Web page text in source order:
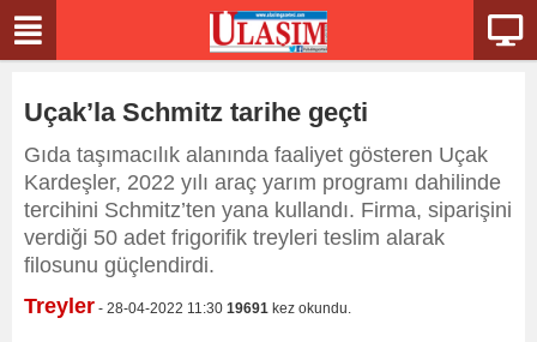
Uçak’la Schmitz tarihe geçti
Gıda taşımacılık alanında faaliyet gösteren Uçak
Kardeşler, 2022 yılı araç yarım programı dahilinde
tercihini Schmitz’ten yana kullandı. Firma, siparişini
verdiği 50 adet frigorifik treyleri teslim alarak
filosunu güçlendirdi.
Treyler - 28-04-2022 11:30 19691 kez okundu.